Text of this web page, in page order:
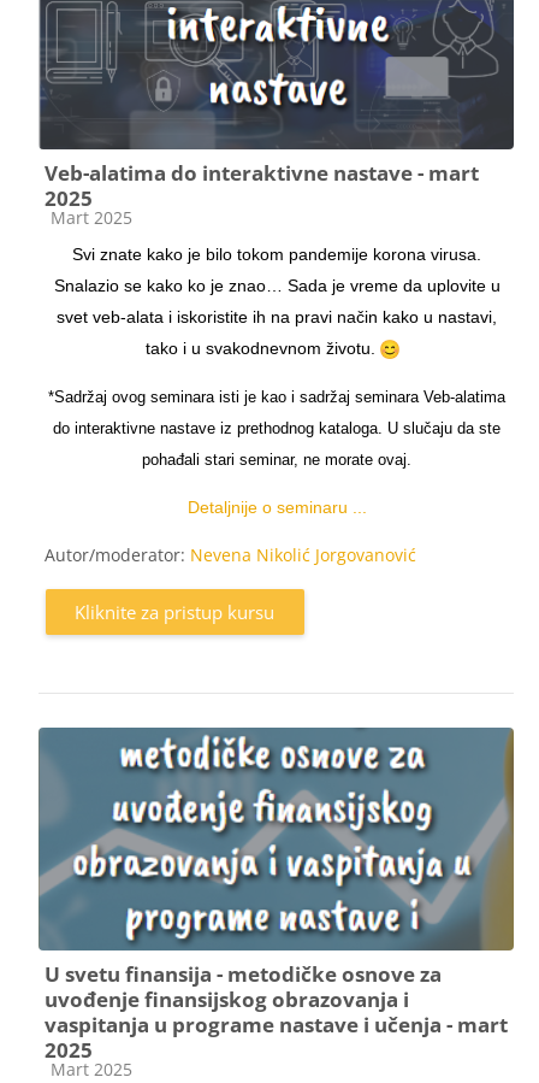
Veb-alatima do interaktivne nastave - mart
2025
Kategorija kursa
Mart 2025
Svi znate kako je bilo tokom pandemije korona virusa.
Snalazio se kako ko je znao… Sada je vreme da uplovite u
svet veb-alata i iskoristite ih na pravi način kako u nastavi,
tako i u svakodnevnom životu.
*Sadržaj ovog seminara isti je kao i sadržaj seminara Veb-alatima
do interaktivne nastave iz prethodnog kataloga. U slučaju da ste
pohađali stari seminar, ne morate ovaj.
Detaljnije o seminaru ...
Autor/moderator: Nevena Nikolić Jorgovanović
Kliknite za pristup kursu
U svetu finansija - metodičke osnove za
uvođenje finansijskog obrazovanja i
vaspitanja u programe nastave i učenja - mart
2025
Kategorija kursa
Mart 2025